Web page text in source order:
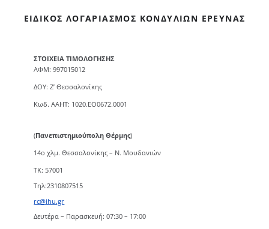
ΕΙΔΙΚΌΣ ΛΟΓΑΡΙΑΣΜΌΣ ΚΟΝΔΥΛΊΩΝ ΈΡΕΥΝΑΣ
ΣΤΟΙΧΕΙΑ ΤΙΜΟΛΟΓΗΣΗΣ
ΑΦΜ: 997015012
ΔΟΥ: Ζ’ Θεσσαλονίκης
Κωδ. ΑΑΗΤ: 1020.ΕΟ0672.0001
(Πανεπιστημιούπολη Θέρμης)
14ο χλμ. Θεσσαλονίκης – Ν. Μουδανιών
TK: 57001
Τηλ:2310807515
rc@ihu.gr
Δευτέρα – Παρασκευή: 07:30 – 17:00